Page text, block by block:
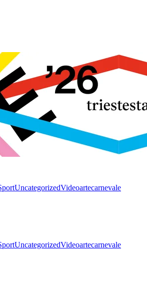
UncategorizedVideoartecarnevale
UncategorizedVideoartecarnevale